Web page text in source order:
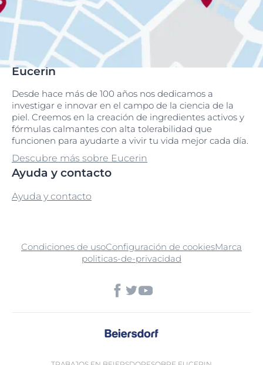
Eucerin
Desde hace más de 100 años nos dedicamos a
investigar e innovar en el campo de la ciencia de la
piel. Creemos en la creación de ingredientes activos y
fórmulas calmantes con alta tolerabilidad que
funcionen para ayudarte a vivir tu vida mejor cada día.
Descubre más sobre Eucerin
Ayuda y contacto
Ayuda y contacto
Condiciones de usoConfiguración de cookiesMarca
politicas-de-privacidad